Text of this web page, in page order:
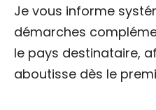
Je vous informe
démarches
le pays destinataire,
aboutisse dès le